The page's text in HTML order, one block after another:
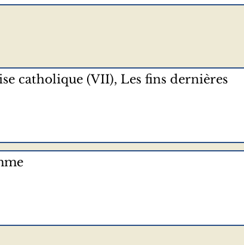
catholique (VII), Les fins dernières